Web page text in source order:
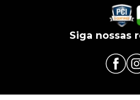
Siga nossas